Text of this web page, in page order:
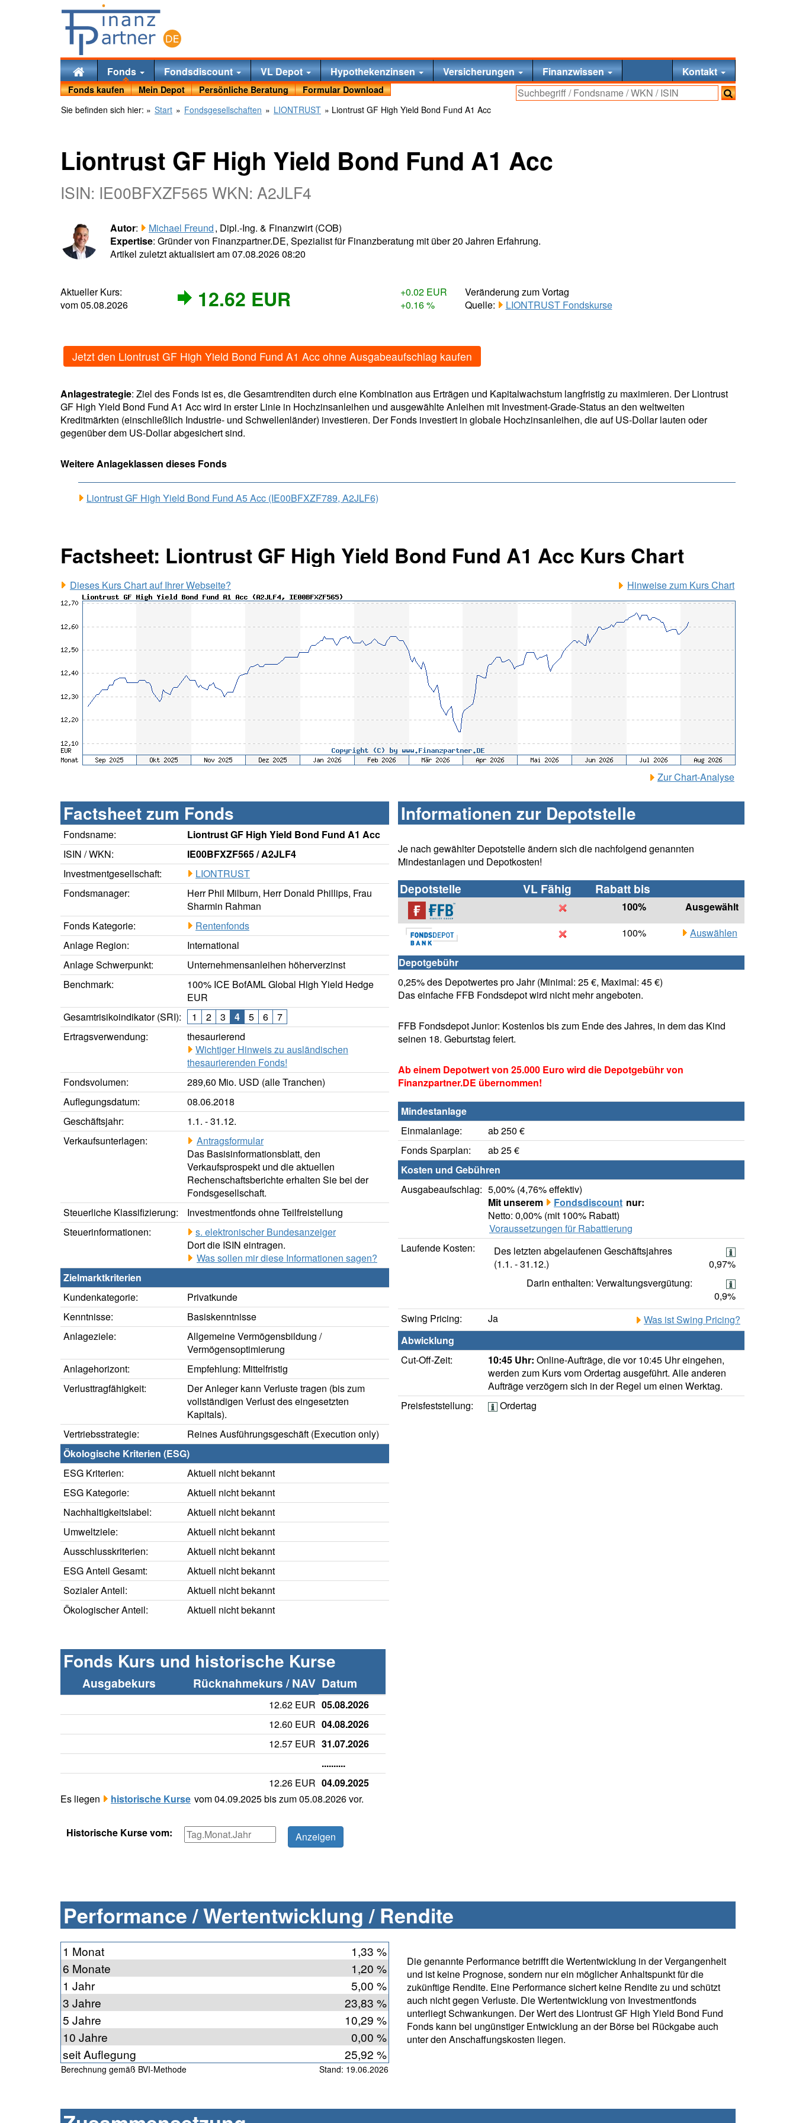
Fonds Fondsdiscount VL Depot Hypothekenzinsen Versicherungen Finanzwissen Kontakt
Fonds kaufen Mein Depot Persönliche Beratung
Formular Download
Sie befinden sich hier: » Start » Fondsgesellschaften » LIONTRUST » Liontrust GF High Yield Bond Fund A1 Acc
Liontrust GF High Yield Bond Fund A1 Acc
ISIN: IE00BFXZF565 WKN: A2JLF4
Autor: Michael Freund, Dipl.-Ing. & Finanzwirt (COB)
Expertise: Gründer von Finanzpartner.DE, Spezialist für Finanzberatung mit über 20 Jahren Erfahrung.
Artikel zuletzt aktualisiert am 07.08.2026 08:20
Aktueller Kurs:
vom 05.08.2026
12.62 EUR
+0.02 EUR
+0.16 %
Veränderung zum Vortag
Quelle:
LIONTRUST Fondskurse
Jetzt den Liontrust GF High Yield Bond Fund A1 Acc ohne Ausgabeaufschlag kaufen
Anlagestrategie: Ziel des Fonds ist es, die Gesamtrenditen durch eine Kombination aus Erträgen und Kapitalwachstum langfristig zu maximieren. Der Liontrust
GF High Yield Bond Fund A1 Acc wird in erster Linie in Hochzinsanleihen und ausgewählte Anleihen mit Investment-Grade-Status an den weltweiten
Kreditmärkten (einschließlich Industrie- und Schwellenländer) investieren. Der Fonds investiert in globale Hochzinsanleihen, die auf US-Dollar lauten oder
gegenüber dem US-Dollar abgesichert sind.
Weitere Anlageklassen dieses Fonds
Liontrust GF High Yield Bond Fund A5 Acc (IE00BFXZF789, A2JLF6)
Factsheet: Liontrust GF High Yield Bond Fund A1 Acc Kurs Chart
Dieses Kurs Chart auf Ihrer Webseite? Hinweise zum Kurs Chart
Zur Chart-Analyse
Factsheet zum Fonds
Fondsname:
Liontrust GF High Yield Bond Fund A1 Acc
ISIN / WKN:
IE00BFXZF565 / A2JLF4
Investmentgesellschaft:
LIONTRUST
Fondsmanager:
Herr Phil Milburn, Herr Donald Phillips, Frau
Sharmin Rahman
Fonds Kategorie:
Rentenfonds
Anlage Region:
International
Anlage Schwerpunkt:
Unternehmensanleihen höherverzinst
Benchmark:
100% ICE BofAML Global High Yield Hedge
EUR
Gesamtrisikoindikator (SRI):
1 2 3 4 5 6
7
Ertragsverwendung:
thesaurierend
Wichtiger Hinweis zu ausländischen
thesaurierenden Fonds!
Fondsvolumen:
289,60 Mio. USD (alle Tranchen)
Auflegungsdatum:
08.06.2018
Geschäftsjahr:
1.1. - 31.12.
Verkaufsunterlagen:
Antragsformular
Das Basisinformationsblatt, den
Verkaufsprospekt und die aktuellen
Rechenschaftsberichte erhalten Sie bei der
Fondsgesellschaft.
Steuerliche Klassifizierung:
Investmentfonds ohne Teilfreistellung
Steuerinformationen:
s. elektronischer Bundesanzeiger
Dort die ISIN eintragen.
Was sollen mir diese Informationen sagen?
Zielmarktkriterien
Kundenkategorie:
Privatkunde
Kenntnisse:
Basiskenntnisse
Anlageziele:
Allgemeine Vermögensbildung /
Vermögensoptimierung
Anlagehorizont:
Empfehlung: Mittelfristig
Verlusttragfähigkeit:
Der Anleger kann Verluste tragen (bis zum
vollständigen Verlust des eingesetzten
Kapitals).
Vertriebsstrategie:
Reines Ausführungsgeschäft (Execution only)
Ökologische Kriterien (ESG)
ESG Kriterien:
Aktuell nicht bekannt
ESG Kategorie:
Aktuell nicht bekannt
Nachhaltigkeitslabel:
Aktuell nicht bekannt
Umweltziele:
Aktuell nicht bekannt
Ausschlusskriterien:
Aktuell nicht bekannt
ESG Anteil Gesamt:
Aktuell nicht bekannt
Sozialer Anteil:
Aktuell nicht bekannt
Ökologischer Anteil:
Aktuell nicht bekannt
Fonds Kurs und historische Kurse
Ausgabekurs Rücknahmekurs / NAV Datum
12.62 EUR 05.08.2026
12.60 EUR 04.08.2026
12.57 EUR 31.07.2026
..........
12.26 EUR 04.09.2025
Es liegen
historische Kurse vom 04.09.2025 bis zum 05.08.2026 vor.
Historische Kurse vom:
Informationen zur Depotstelle
Je nach gewählter Depotstelle ändern sich die nachfolgend genannten
Mindestanlagen und Depotkosten!
Depotstelle VL Fähig Rabatt bis
100%
Ausgewählt
100%
Auswählen
Depotgebühr
0,25% des Depotwertes pro Jahr (Minimal: 25 €, Maximal: 45 €)
Das einfache FFB Fondsdepot wird nicht mehr angeboten.
FFB Fondsdepot Junior: Kostenlos bis zum Ende des Jahres, in dem das Kind
seinen 18. Geburtstag feiert.
Ab einem Depotwert von 25.000 Euro wird die Depotgebühr von
Finanzpartner.DE übernommen!
Mindestanlage
Einmalanlage:
ab 250 €
Fonds Sparplan:
ab 25 €
Kosten und Gebühren
Ausgabeaufschlag: 5,00% (4,76% effektiv)
Mit unserem
Fondsdiscount nur:
Netto: 0,00% (mit 100% Rabatt)
Voraussetzungen für Rabattierung
Laufende Kosten:
Des letzten abgelaufenen Geschäftsjahres
(1.1. - 31.12.)
0,97%
Darin enthalten: Verwaltungsvergütung:
0,9%
Swing Pricing:
Ja
Was ist Swing Pricing?
Abwicklung
Cut-Off-Zeit:
10:45 Uhr: Online-Aufträge, die vor 10:45 Uhr eingehen,
werden zum Kurs vom Ordertag ausgeführt. Alle anderen
Aufträge verzögern sich in der Regel um einen Werktag.
Preisfeststellung:
Ordertag
Performance / Wertentwicklung / Rendite
1 Monat
1,33 %
6 Monate
1,20 %
1 Jahr
5,00 %
3 Jahre
23,83 %
5 Jahre
10,29 %
10 Jahre
0,00 %
seit Auflegung
25,92 %
Berechnung gemäß BVI-Methode Stand: 19.06.2026
Die genannte Performance betrifft die Wertentwicklung in der Vergangenheit
und ist keine Prognose, sondern nur ein möglicher Anhaltspunkt für die
zukünftige Rendite. Eine Performance sichert keine Rendite zu und schützt
auch nicht gegen Verluste. Die Wertentwicklung von Investmentfonds
unterliegt Schwankungen. Der Wert des Liontrust GF High Yield Bond Fund
Fonds kann bei ungünstiger Entwicklung an der Börse bei Rückgabe auch
unter den Anschaffungskosten liegen.